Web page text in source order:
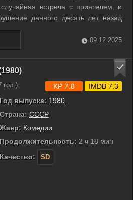
встреча с приятелем, и
данного десять лет назад
спиртного. Затем неожиданное
Ватанена со своей старой
09.12.2025
гол.)
Год выпуска: 1980
Страна: СССР
Жанр: Комедии
Продолжительность: 2 ч 18 мин
Качество:
SD
KP 7.8 IMDB 7.3